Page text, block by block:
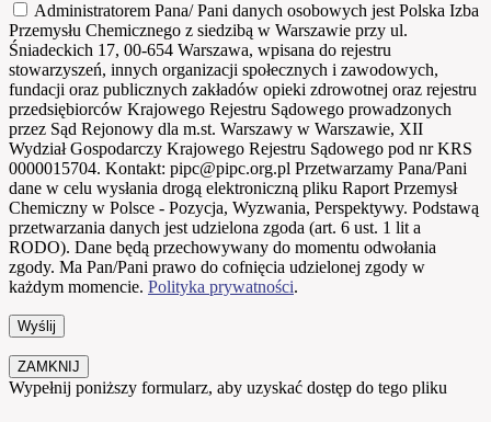
Administratorem Pana/ Pani danych osobowych jest Polska Izba
Przemysłu Chemicznego z siedzibą w Warszawie przy ul.
Śniadeckich 17, 00-654 Warszawa, wpisana do rejestru
stowarzyszeń, innych organizacji społecznych i zawodowych,
fundacji oraz publicznych zakładów opieki zdrowotnej oraz rejestru
przedsiębiorców Krajowego Rejestru Sądowego prowadzonych
przez Sąd Rejonowy dla m.st. Warszawy w Warszawie, XII
Wydział Gospodarczy Krajowego Rejestru Sądowego pod nr KRS
0000015704. Kontakt: pipc@pipc.org.pl Przetwarzamy Pana/Pani
dane w celu wysłania drogą elektroniczną pliku Raport Przemysł
Chemiczny w Polsce - Pozycja, Wyzwania, Perspektywy. Podstawą
przetwarzania danych jest udzielona zgoda (art. 6 ust. 1 lit a
RODO). Dane będą przechowywany do momentu odwołania
zgody. Ma Pan/Pani prawo do cofnięcia udzielonej zgody w
każdym momencie. Polityka prywatności.
ZAMKNIJ
Wypełnij poniższy formularz, aby uzyskać dostęp do tego pliku